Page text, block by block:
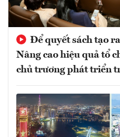
Để quyết sách tạo
Nâng cao hiệu quả tổ
chủ trương phát triển